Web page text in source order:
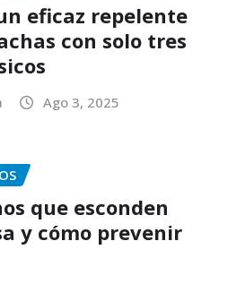
eficaz repelente
con solo tres
Ago 3, 2025
que esconden
y cómo prevenir